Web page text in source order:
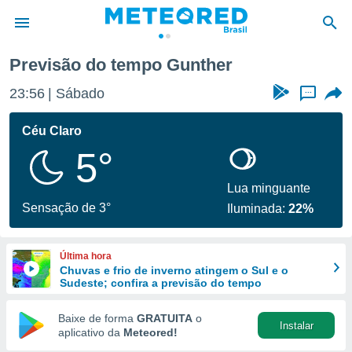
da
fornecidas
a este
das
e
forma
digital
Previsão do tempo Gunther
23:56 Sábado ...
Céu Claro
5°
Sensação de 3°
Lua minguante
Iluminada:22%
Última hora
Chuvas e frio de inverno atingem o Sul e o
Sudeste; confira a previsão do tempo
Baixe de forma GRATUITA o
aplicativo da Meteored!
Instalar